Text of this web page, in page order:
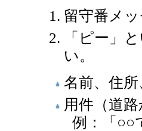
留守番メ
「ピー」
い。
名前、住
用件（道
例：「○○